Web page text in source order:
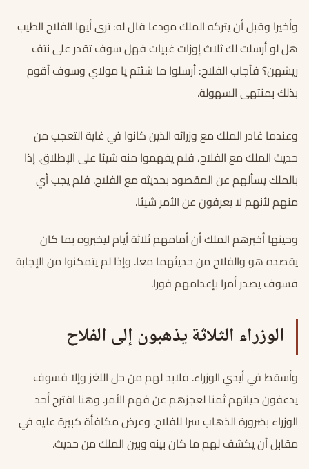
وأخيرا وقبل أن يتركه الملك مودعا قال له: ترى أيها الفلاح الطيب
هل لو أرسلت لك ثلاث إوزات غبيات فهل سوف تقدر على نتف
ريشهن؟ فأجاب الفلاح: أرسلوا ما شئتم يا مولاي وسوف أقوم
بذلك بمنتهى السهولة.
وعندما غادر الملك مع وزرائه الذين كانوا في غاية التعجب من
حديث الملك مع الفلاح، فلم يفهموا منه شيئا على الإطلاق. إذا
بالملك يسألهم عن المقصود بحديثه مع الفلاح. فلم يجب أي
منهم لأنهم لا يعرفون عن الأمر شيئا.
وحينها أخبرهم الملك أن أمامهم ثلاثة أيام ليخبروه بما كان
يقصده هو والفلاح من حديثهما معا. وإذا لم يتمكنوا من الإجابة
فسوف يصدر أمرا بإعدامهم فورا.
الوزراء الثلاثة يذهبون إلى الفلاح
وأسقط في أيدي الوزراء. فلابد لهم من حل اللغز وإلا فسوف
يدعفون حياتهم ثمنا لعجزهم عن فهم الأمر. وهنا اقترح أحد
الوزراء بضرورة الذهاب سرا للفلاح. وعرض مكافأة كبيرة عليه في
مقابل أن يكشف لهم ما كان بينه وبين الملك من حديث.